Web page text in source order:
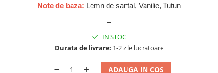
Adyan by Anfar
Ard al Zaafaran
Note de baza: Lemn de santal, Vanilie, Tutun
IN STOC
Durata de livrare: 1-2 zile lucratoare
ADAUGA IN COS